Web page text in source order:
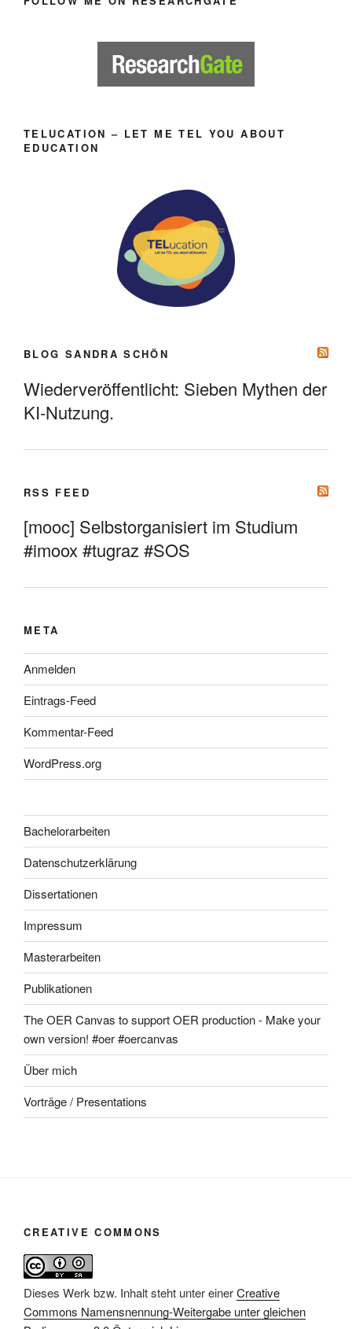
TELUCATION – LET ME TEL YOU ABOUT
EDUCATION
BLOG SANDRA SCHÖN
Wiederveröffentlicht: Sieben Mythen der
KI-Nutzung.
RSS FEED
[mooc] Selbstorganisiert im Studium
#imoox #tugraz #SOS
META
Anmelden
Eintrags-Feed
Kommentar-Feed
WordPress.org
Bachelorarbeiten
Datenschutzerklärung
Dissertationen
Impressum
Masterarbeiten
Publikationen
The OER Canvas to support OER production - Make your
own version! #oer #oercanvas
Über mich
Vorträge / Presentations
CREATIVE COMMONS
Dieses Werk bzw. Inhalt steht unter einerCreative
Commons Namensnennung-Weitergabe unter gleichen